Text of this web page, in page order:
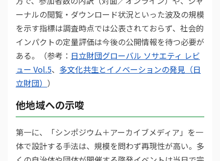
ーナルの閲覧・ダウンロード状況といった波及の規模
を示す指標は調査時点では公表されておらず、社会的
インパクトの定量評価は今後の公開情報を待つ必要が
ある。（参考： 日立財団グローバル ソサエティ レビ
ュー Vol.5、 多文化共生とイノベーションの発見（日
立財団） ）
他地域への示唆
第一に、「シンポジウム＋アーカイブメディア」を一
体で設計する手法は、規模を問わず再現性が高い。多